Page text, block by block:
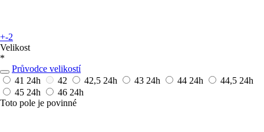
+-2
Velikost
*
Průvodce velikostí
41 24h 42 42,5 24h 43 24h 44 24h 44,5 24h
45 24h 46 24h
Toto pole je povinné